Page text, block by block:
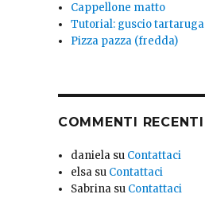
Cappellone matto
Tutorial: guscio tartaruga
Pizza pazza (fredda)
COMMENTI RECENTI
daniela su Contattaci
elsa su Contattaci
Sabrina su Contattaci